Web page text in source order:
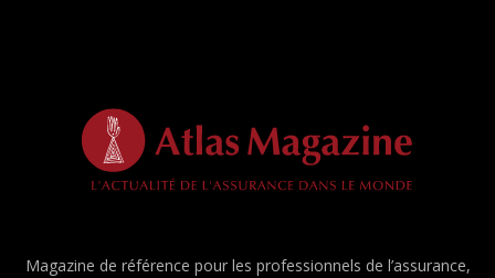
Magazine de référence pour les professionnels de l’assurance,